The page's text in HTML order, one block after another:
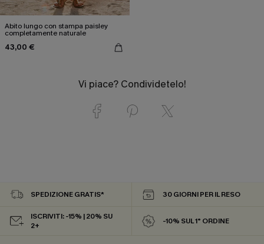
Abito lungo con stampa paisley
completamente naturale
43,00 €
Vi piace? Condividetelo!
SPEDIZIONE GRATIS* 30 GIORNI PER IL RESO
ISCRIVITI: -15% | 20% SU
2+
-10% SUL 1° ORDINE